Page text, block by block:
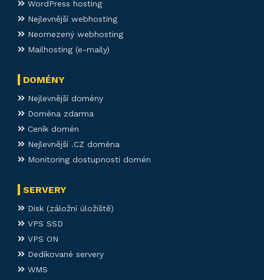
WordPress hosting
Nejlevnější webhosting
Neomezený webhosting
Mailhosting (e-maily)
DOMÉNY
Nejlevnější domény
Doména zdarma
Ceník domén
Nejlevnější .CZ doména
Monitoring dostupnosti domén
SERVERY
Disk (záložní úložiště)
VPS SSD
VPS ON
Dedikované servery
WMS